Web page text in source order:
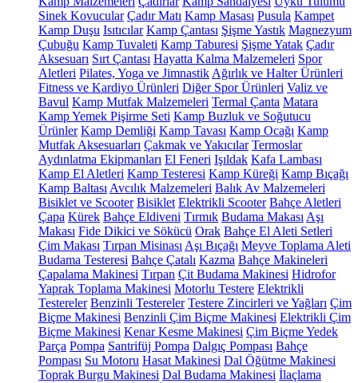
Sinek Kovucular Çadır Matı Kamp Masası Pusula Kampet
Kamp Duşu Isıtıcılar Kamp Çantası Şişme Yastık Magnezyum
Çubuğu Kamp Tuvaleti Kamp Taburesi Şişme Yatak Çadır
Aksesuarı Sırt Çantası Hayatta Kalma Malzemeleri Spor
Aletleri Pilates, Yoga ve Jimnastik Ağırlık ve Halter Ürünleri
Fitness ve Kardiyo Ürünleri Diğer Spor Ürünleri Valiz ve
Bavul Kamp Mutfak Malzemeleri Termal Çanta Matara
Kamp Yemek Pişirme Seti Kamp Buzluk ve Soğutucu
Ürünler Kamp Demliği Kamp Tavası Kamp Ocağı Kamp
Mutfak Aksesuarları Çakmak ve Yakıcılar Termoslar
Aydınlatma Ekipmanları El Feneri Işıldak Kafa Lambası
Kamp El Aletleri Kamp Testeresi Kamp Küreği Kamp Bıçağı
Kamp Baltası Avcılık Malzemeleri Balık Av Malzemeleri
Bisiklet ve Scooter Bisiklet Elektrikli Scooter Bahçe Aletleri
Çapa Kürek Bahçe Eldiveni Tırmık Budama Makası Aşı
Makası Fide Dikici ve Sökücü Orak Bahçe El Aleti Setleri
Çim Makası Tırpan Misinası Aşı Bıçağı Meyve Toplama Aleti
Budama Testeresi Bahçe Çatalı Kazma Bahçe Makineleri
Çapalama Makinesi Tırpan Çit Budama Makinesi Hidrofor
Yaprak Toplama Makinesi Motorlu Testere Elektrikli
Testereler Benzinli Testereler Testere Zincirleri ve Yağları Çim
Biçme Makinesi Benzinli Çim Biçme Makinesi Elektrikli Çim
Biçme Makinesi Kenar Kesme Makinesi Çim Biçme Yedek
Parça Pompa Santrifüj Pompa Dalgıç Pompası Bahçe
Pompası Su Motoru Hasat Makinesi Dal Öğütme Makinesi
Toprak Burgu Makinesi Dal Budama Makinesi İlaçlama